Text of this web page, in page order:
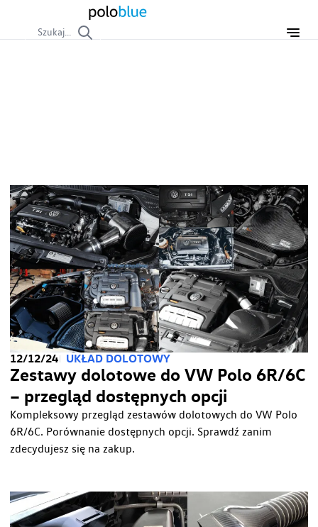
Szukaj...
klasycznej serii EA827, od której różni się między innymi
zastosowaniem poprzecznego przepływu w głowicy
(crossflow) zamiast przeciwbieżnego (counterflow).
12/12/24 UKŁAD DOLOTOWY
Zestawy dolotowe do VW Polo 6R/6C
– przegląd dostępnych opcji
Kompleksowy przegląd zestawów dolotowych do VW Polo
6R/6C. Porównanie dostępnych opcji. Sprawdź zanim
zdecydujesz się na zakup.